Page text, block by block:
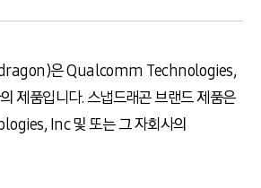
은 Qualcomm Technologies,
제품입니다. 스냅드래곤 브랜드 제품은
Inc 및 또는 그 자회사의